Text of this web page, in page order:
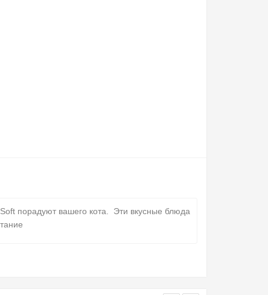
порадуют вашего кота.
Эти вкусные блюда